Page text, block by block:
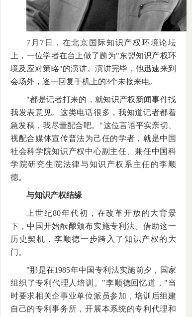
7月7日，在北京国际知识产权环境论坛
上，一位学者在台上做了题为"东盟知识产权环
境及应对策略"的演讲。演讲完毕，他迅速来到
会场外，逐一回复手机上的3个未接来电。
"都是记者打来的，就知识产权新闻事件找
我发表意见。这类电话很多，我知道记者都着
急发稿，我尽量配合吧。"这位言语平实亲切、
视配合媒体宣传普法为己任的学者，就是中国
社会科学院知识产权中心副主任、兼任中国科
学院研究生院法律与知识产权系主任的李顺
德。
与知识产权结缘
上世纪80年代初，在改革开放的大背景
下，中国开始酝酿颁布实施专利法。借助这一
历史契机，李顺德一步跨入了知识产权的大
门。
"那是在1985年中国专利法实施前夕，国家
组织了专利代理人培训。"李顺德回忆道，"当
时要求相关企事业单位派员参加，培训后组建
自己的专利事务所，开展本系统的专利代理和